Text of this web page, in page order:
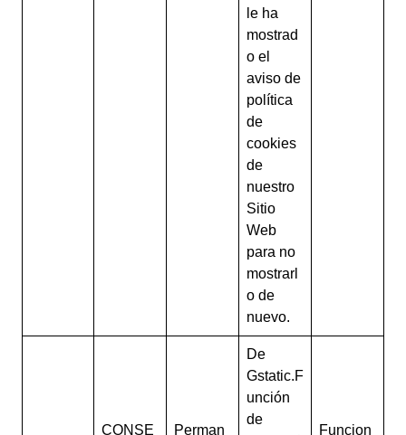
le ha
mostrad
o el
aviso de
política
de
cookies
de
nuestro
Sitio
Web
para no
mostrarl
o de
nuevo.
CONSE
Perman
De
Gstatic.F
unción
de
Funcion